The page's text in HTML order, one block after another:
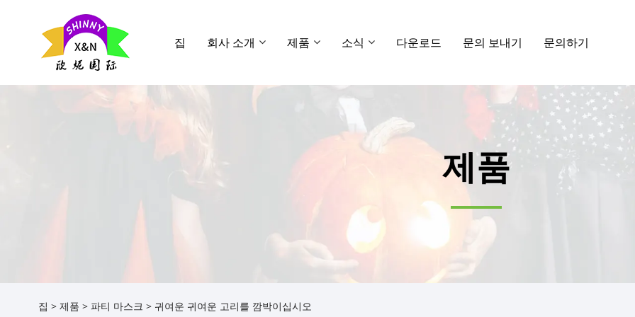
집 회사 소개 제품 소식 다운로드 문의 보내기 문의하기
제품
집 > 제품 > 파티 마스크 > 귀여운 귀여운 고리를 깜박이십시오